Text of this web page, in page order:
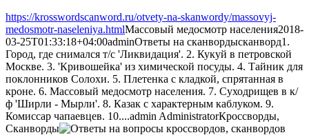
https://krosswordscanword.ru/otvety-na-skanwordy/massovyj-
medosmotr-naseleniya.htmlМассовый медосмотр населения2018-
03-25T01:33:18+04:00adminОтветы на сканвордысканворд1.
Город, где снимался т/с 'Ликвидация'. 2. Кукуй в петровской
Москве. 3. 'Кривошейка' из химической посуды. 4. Тайник для
поклонников Солохи. 5. Плетенка с кладкой, спрятанная в
кроне. 6. Массовый медосмотр населения. 7. Суходрищев в к/
ф 'Ширли - Мырли'. 8. Казак с характерным каблуком. 9.
Комиссар чапаевцев. 10....admin AdministratorКроссворды,
Сканворды